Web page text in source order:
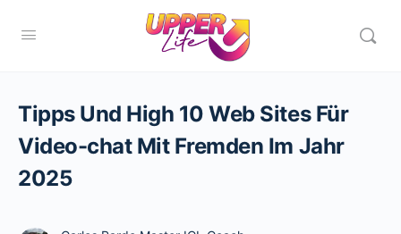
Tipps Und High 10 Web Sites Für
Video-chat Mit Fremden Im Jahr
2025